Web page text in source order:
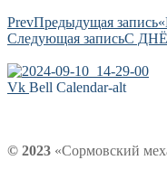
PrevПредыдущая запись
Следующая записьС
Vk Bell Calendar-alt
© 2023 «Сормовский